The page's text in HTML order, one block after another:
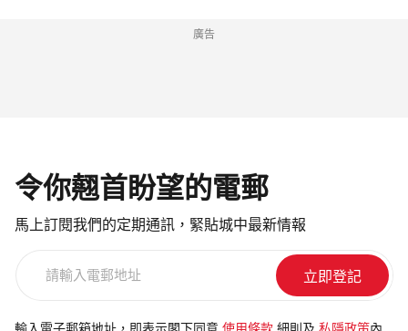
廣告
令你翹首盼望的電郵
馬上訂閱我們的定期通訊，緊貼城中最新情報
電